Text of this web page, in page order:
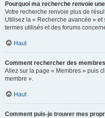
Pourquoi ma recherche renvoie
Votre recherche renvoie plus de
Utilisez la « Recherche avancée »
termes utilisés et des forums
Haut
Comment rechercher des
Allez sur la page « Membres » puis
membre ».
Haut
Comment puis-je trouver mes